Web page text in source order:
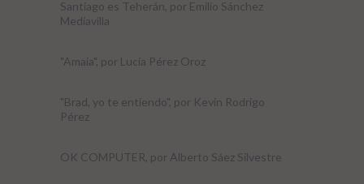
Santiago es Teherán, por Emilio Sánchez
Mediavilla
"Amaia", por Lucía Pérez Oroz
"Brad, yo te entiendo", por Kevin Rodrigo
Pérez
OK COMPUTER, por Alberto Sáez Silvestre